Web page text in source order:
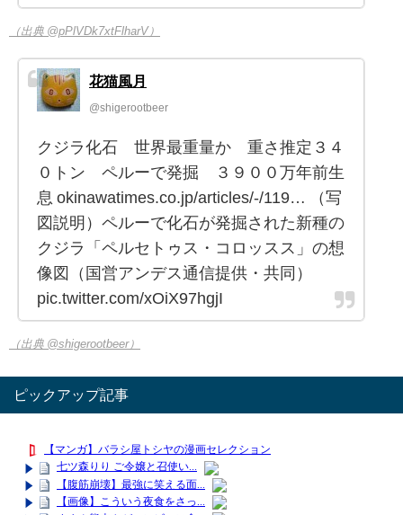
（出典 @pPlVDk7xtFlharV）
花猫風月
@shigerootbeer
クジラ化石 世界最重量か 重さ推定３４
０トン ペルーで発掘 ３９００万年前生
息 okinawatimes.co.jp/articles/-/119… （写
図説明）ペルーで化石が発掘された新種の
クジラ「ペルセトゥス・コロッスス」の想
像図（国営アンデス通信提供・共同）
pic.twitter.com/xOiX97hgjI
（出典 @shigerootbeer）
ピックアップ記事